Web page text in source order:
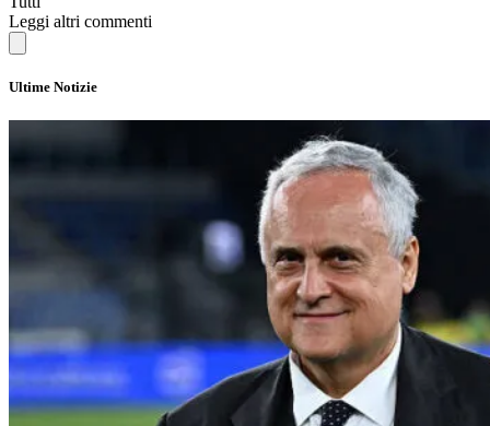
Leggi altri commenti
Ultime Notizie